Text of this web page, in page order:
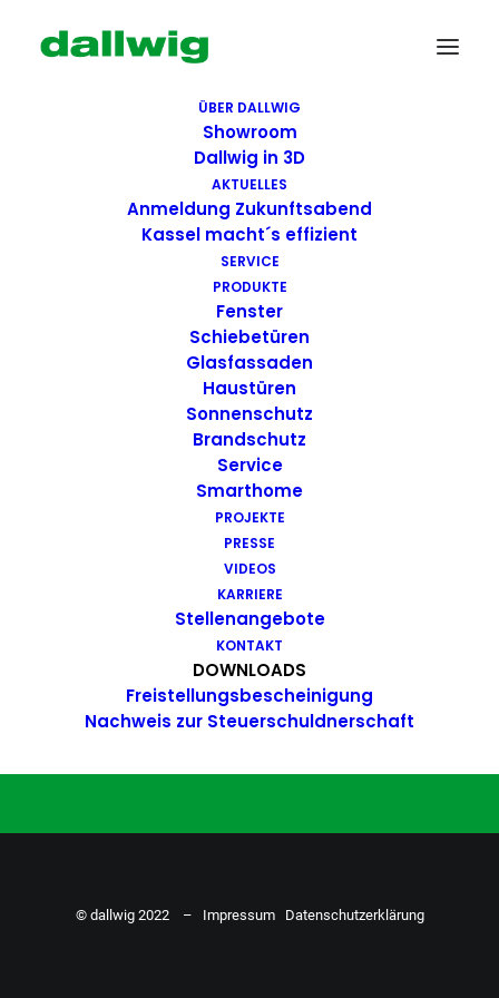
ÜBER DALLWIG
Showroom
Dallwig in 3D
AKTUELLES
Anmeldung Zukunftsabend
Kassel macht´s effizient
SERVICE
PRODUKTE
Fenster
Schiebetüren
Glasfassaden
Haustüren
Sonnenschutz
Brandschutz
Service
Smarthome
PROJEKTE
PRESSE
VIDEOS
KARRIERE
Stellenangebote
KONTAKT
DOWNLOADS
Freistellungsbescheinigung
Nachweis zur Steuerschuldnerschaft
Wir suchen Dich!
Dallwig bietet
Perspektive
Du hast Bock auf einen Job mit
Action. Bewirb dich ganz einfach
ZU DEN STELLENANGEBOTEN
© dallwig 2022 – Impressum Datenschutzerklärung